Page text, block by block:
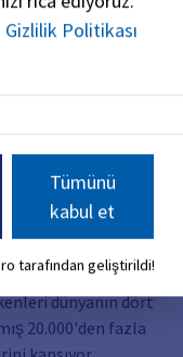
yerlerini inceliyor:
yaklaşık
doğarken,
Toplamda, Erlangen
dünyanın dört
20.000'den fazla
Gizlilik Politikası
Tümünü
kabul et
tarafından geliştirildi!